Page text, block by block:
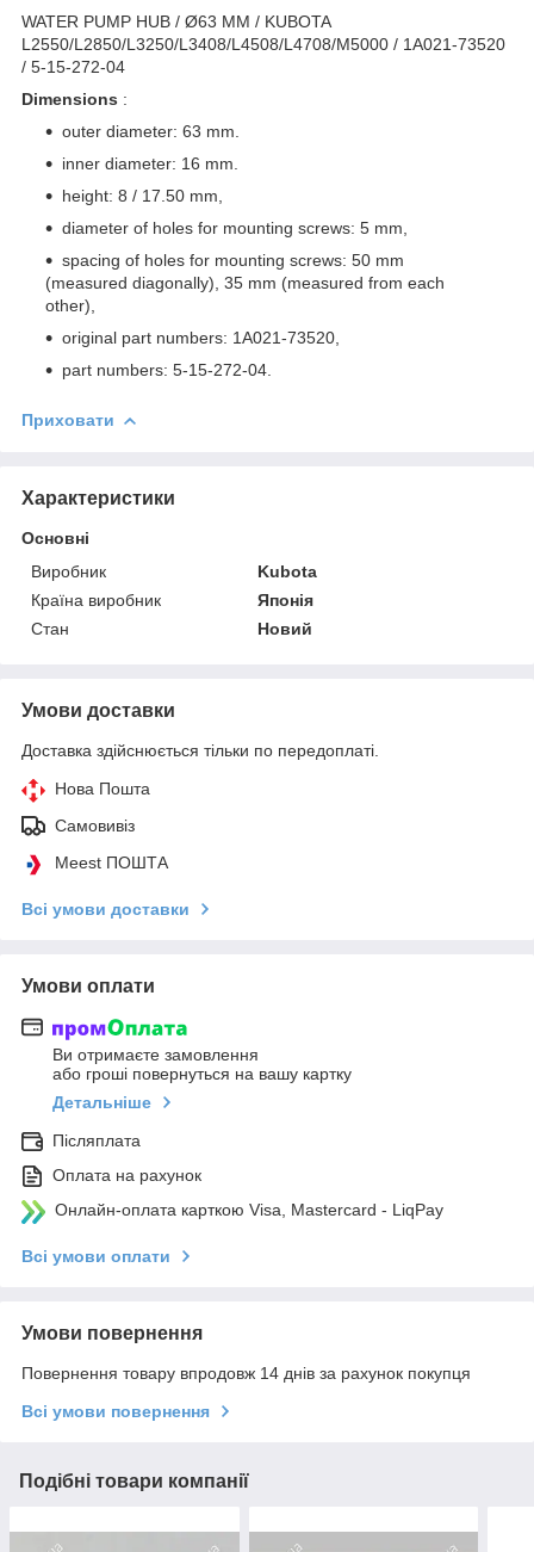
WATER PUMP HUB / Ø63 MM / KUBOTA
L2550/L2850/L3250/L3408/L4508/L4708/M5000 / 1A021-73520
/ 5-15-272-04
Dimensions :
outer diameter: 63 mm.
inner diameter: 16 mm.
height: 8 / 17.50 mm,
diameter of holes for mounting screws: 5 mm,
spacing of holes for mounting screws: 50 mm
(measured diagonally), 35 mm (measured from each
other),
original part numbers: 1A021-73520,
part numbers: 5-15-272-04.
Приховати
Характеристики
Основні
Виробник
Kubota
Країна виробник
Японія
Стан
Новий
Умови доставки
Доставка здійснюється тільки по передоплаті.
Нова Пошта
Самовивіз
Meest ПОШТА
Всі умови доставки
Умови оплати
Ви отримаєте замовлення
або гроші повернуться на вашу картку
Детальніше
Післяплата
Оплата на рахунок
Онлайн-оплата карткою Visa, Mastercard - LiqPay
Всі умови оплати
Умови повернення
Повернення товару впродовж 14 днів за рахунок покупця
Всі умови повернення
Подібні товари компанії